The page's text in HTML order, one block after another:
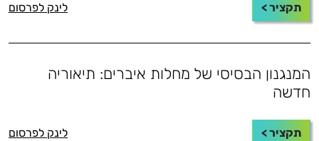
תקציר > לינק לפרסום
המנגנון הבסיסי של מחלות איברים: תיאוריה
חדשה
תקציר > לינק לפרסום